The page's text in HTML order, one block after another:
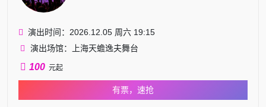
演出时间：2026.12.05 周六 19:15
演出场馆：上海天蟾逸夫舞台
100 元起
有票，速抢